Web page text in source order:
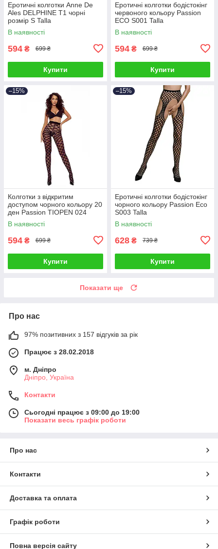
Еротичні колготки Anne De
Ales DELPHINE T1 чорні
розмір S Talla
В наявності
594 ₴ 699 ₴
Купити
Еротичні колготки бодістокінг
червоного кольору Passion
ECO S001 Talla
В наявності
594 ₴ 699 ₴
Купити
–15%
Колготки з відкритим
доступом чорного кольору 20
ден Passion TIOPEN 024
розмір 5 Talla
В наявності
594 ₴ 699 ₴
Купити
–15%
Еротичні колготки бодістокінг
чорного кольору Passion Eco
S003 Talla
В наявності
628 ₴ 739 ₴
Купити
Показати ще
Про нас
97% позитивних з 157 відгуків за рік
Працює з 28.02.2018
м. Дніпро
Дніпро, Україна
Контакти
Сьогодні працює з 09:00 до 19:00
Показати весь графік роботи
Про нас
Контакти
Доставка та оплата
Графік роботи
Повна версія сайту